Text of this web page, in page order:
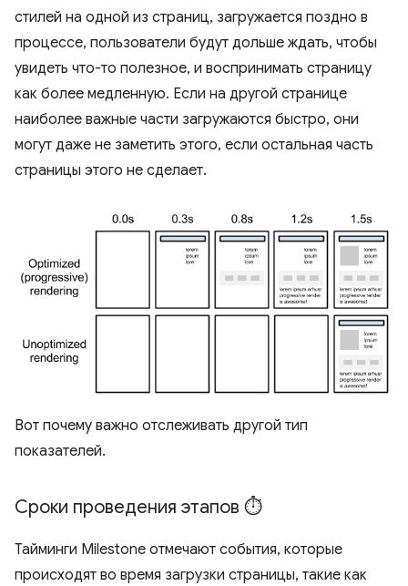
стилей на одной из страниц, загружается поздно в
процессе, пользователи будут дольше ждать, чтобы
увидеть что-то полезное, и воспринимать страницу
как более медленную. Если на другой странице
наиболее важные части загружаются быстро, они
могут даже не заметить этого, если остальная часть
страницы этого не сделает.
Вот почему важно отслеживать другой тип
показателей.
Сроки проведения этапов ⏱️
Тайминги Milestone отмечают события, которые
происходят во время загрузки страницы, такие как